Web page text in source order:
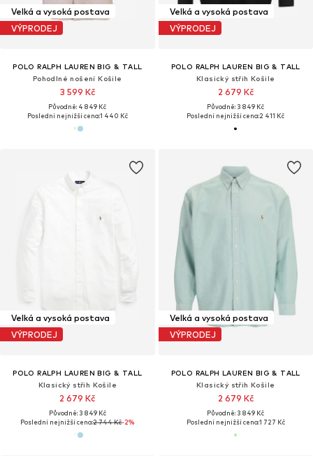
Velká a vysoká postava
VÝPRODEJ
POLO RALPH LAUREN BIG & TALL
Pohodlné nošení Košile
3 599 Kč
Původně: 4 849 Kč
Poslední nejnižší cena:1 440 Kč
Velká a vysoká postava
VÝPRODEJ
POLO RALPH LAUREN BIG & TALL
Klasický střih Košile
2 679 Kč
Původně: 3 849 Kč
Poslední nejnižší cena:2 411 Kč
Velká a vysoká postava
VÝPRODEJ
POLO RALPH LAUREN BIG & TALL
Klasický střih Košile
2 679 Kč
Původně: 3 849 Kč
Poslední nejnižší cena:2 744 Kč-2%
Velká a vysoká postava
VÝPRODEJ
POLO RALPH LAUREN BIG & TALL
Klasický střih Košile
2 679 Kč
Původně: 3 849 Kč
Poslední nejnižší cena:1 727 Kč